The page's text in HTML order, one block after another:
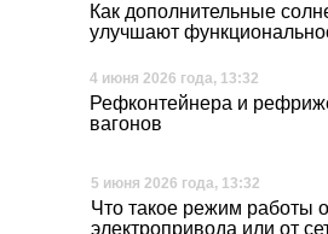
Что такое режим работы
электропривода или от
5 июня 2026 года, 13:32
Как дополнительные
улучшают
Рефконтейнера и
вагонов
4 июня 2026 года, 13:32